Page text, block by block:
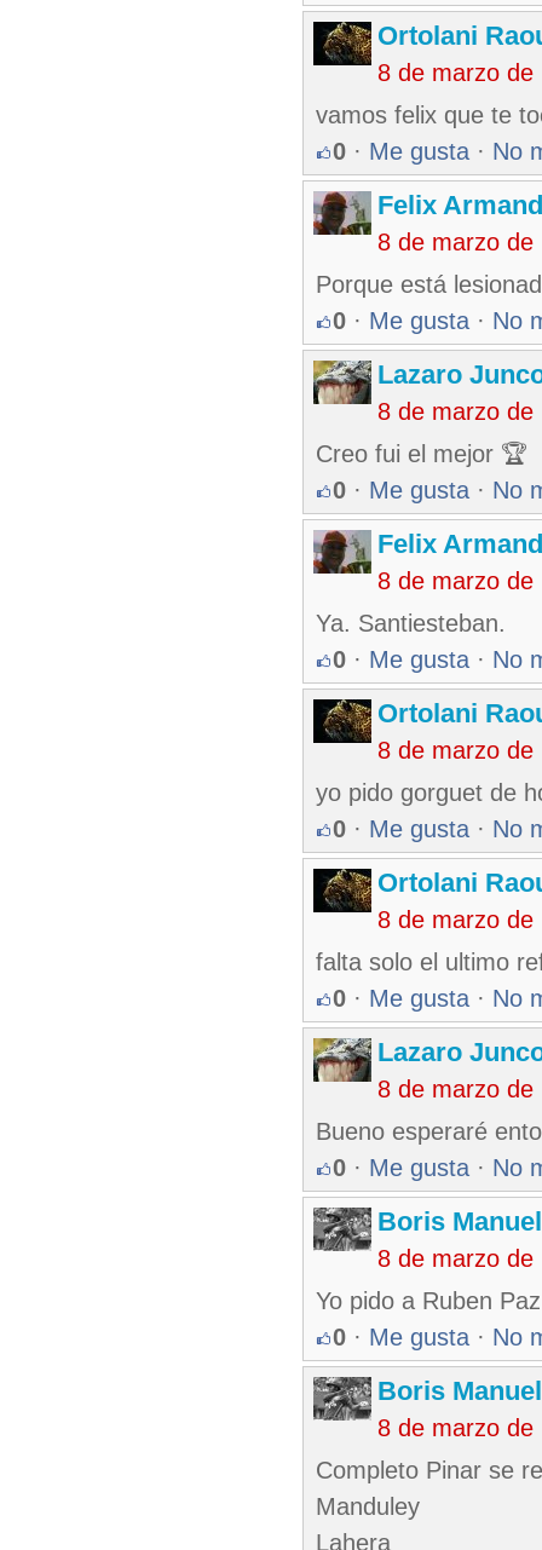
Ortolani
8 de marzo de
vamos felix que te
0 · Me gusta · No
Felix
8 de marzo de
Porque está
0 · Me gusta · No
Lazaro
8 de marzo de
Creo fui el mejor 🏆
0 · Me gusta · No
Felix
8 de marzo de
Ya. Santiesteban.
0 · Me gusta · No
Ortolani
8 de marzo de
yo pido gorguet de
0 · Me gusta · No
Ortolani
8 de marzo de
falta solo el ultimo
0 · Me gusta · No
Lazaro
8 de marzo de
Bueno esperaré
0 · Me gusta · No
Boris
8 de marzo de
Yo pido a Ruben
0 · Me gusta · No
Boris
8 de marzo de
Completo Pinar se
Manduley
Lahera